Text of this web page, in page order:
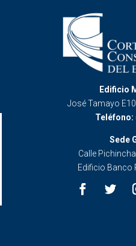
Edificio
José Tamayo
Teléfono:
Sede
Calle
Edificio Banco